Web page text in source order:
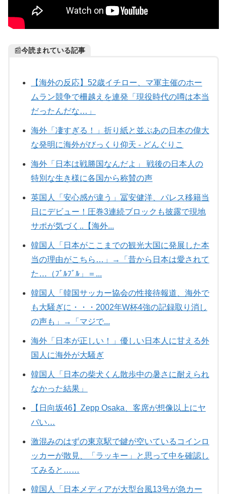
📰今読まれている記事
【海外の反応】52歳イチロー、マ軍主催のホー
ムラン競争で柵越えを連発「現役時代の噂は本当
だったんだな…」
海外「凄すぎる！」折り紙と並ぶあの日本の偉大
な発明に海外がびっくり仰天 - どんぐりこ
海外「日本は戦勝国なんだよ」 戦後の日本人の
特別な生き様に各国から称賛の声
英国人「安心感が違う」冨安健洋、パレス移籍当
日にデビュー！圧巻3連続ブロックも披露で現地
サポが気づく..【海外...
韓国人「日本がここまでの観光大国に発展した本
当の理由がこちら…」→「昔から日本は愛されて
た…（ﾌﾞﾙﾌﾞﾙ」＝...
韓国人「韓国サッカー協会の性接待報道、海外で
も大騒ぎに・・・2002年W杯4強の記録取り消し
の声も」→「マジで...
海外「日本が正しい！」優しい日本人に甘える外
国人に海外が大騒ぎ
韓国人「日本の柴犬くん散歩中の暑さに耐えられ
なかった結果」
【日向坂46】Zepp Osaka、客席が想像以上にヤ
バい…
激混みのはずの東京駅で鍵が空いているコインロ
ッカーが散見、「ラッキー」と思って中を確認し
てみると……
韓国人「日本メディアが大型台風13号が急カー